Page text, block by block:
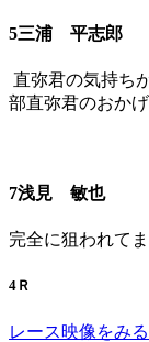
5三浦 平志郎
直弥君の気持ち
部直弥君のおか
7浅見 敏也
完全に狙われて
4Ｒ
レース映像をみる